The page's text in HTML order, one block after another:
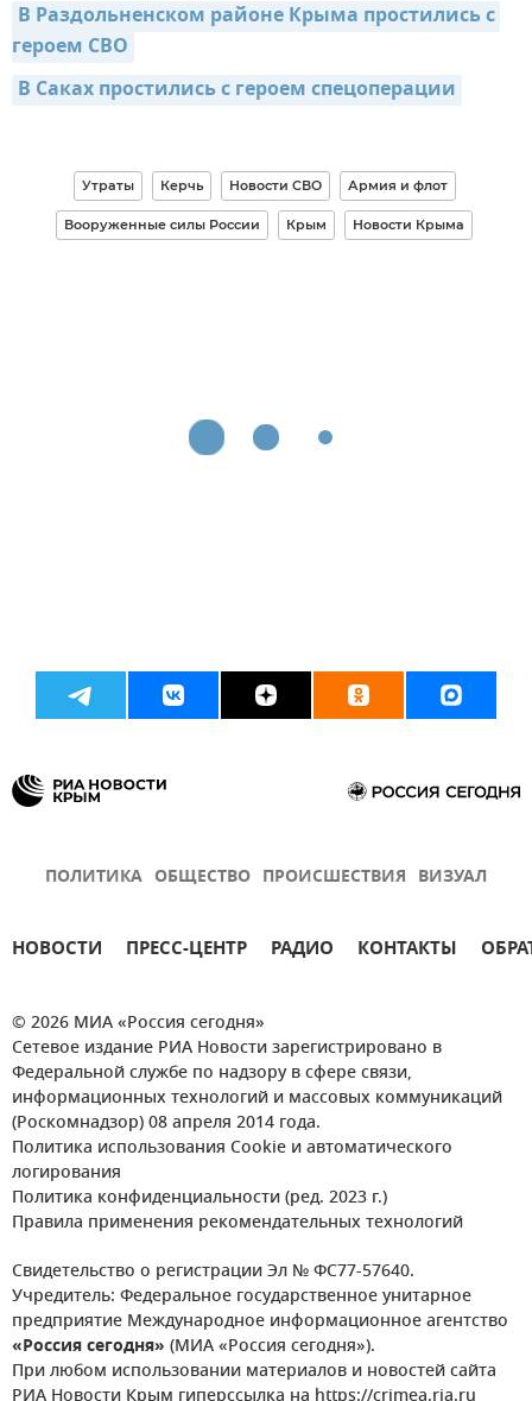
В Раздольненском районе Крыма простились с
героем СВО
В Саках простились с героем спецоперации
Утраты Керчь Новости СВО Армия и флот
Вооруженные силы России Крым Новости Крыма
ПОЛИТИКА ОБЩЕСТВО ПРОИСШЕСТВИЯ ВИЗУАЛ
НОВОСТИ ПРЕСС-ЦЕНТР РАДИО КОНТАКТЫ
© 2026 МИА «Россия сегодня»
Сетевое издание РИА Новости зарегистрировано в
Федеральной службе по надзору в сфере связи,
информационных технологий и массовых коммуникаций
(Роскомнадзор) 08 апреля 2014 года.
Политика использования Cookie и автоматического
логирования
Политика конфиденциальности (ред. 2023 г.)
Правила применения рекомендательных технологий
Свидетельство о регистрации Эл № ФС77-57640.
Учредитель: Федеральное государственное унитарное
предприятие Международное информационное агентство
«Россия сегодня» (МИА «Россия сегодня»).
При любом использовании материалов и новостей сайта